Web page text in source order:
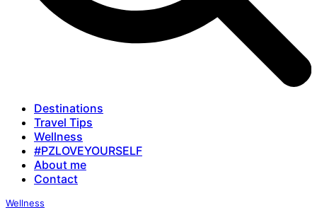
Destinations
Travel Tips
Wellness
#PZLOVEYOURSELF
About me
Contact
Wellness